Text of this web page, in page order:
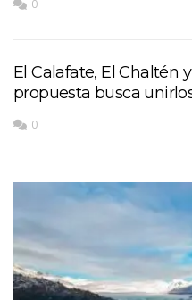
0
El Calafate, El Chaltén
propuesta busca
0